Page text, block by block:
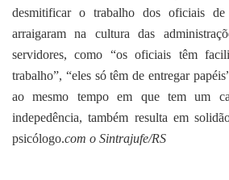
desmitificar o trabalho dos oficiais
arraigaram na cultura das
servidores, como “os oficiais têm
trabalho”, “eles só têm de entregar
ao mesmo tempo em que tem um
indepedência, também resulta em
psicólogo.com o Sintrajufe/RS